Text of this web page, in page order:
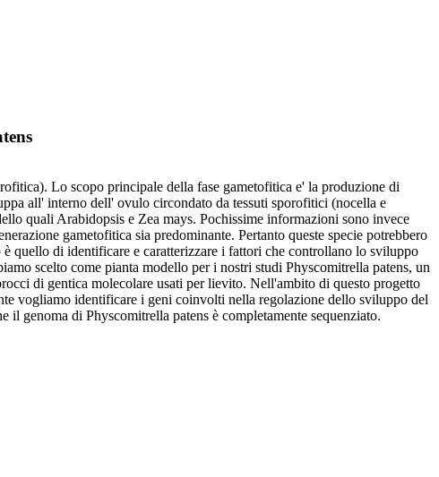
Lo scopo principale della fase gametofitica e' la produzione di
all' interno dell' ovulo circondato da tessuti sporofitici (nocella e
quali Arabidopsis e Zea mays. Pochissime informazioni sono invece
gametofitica sia predominante. Pertanto queste specie potrebbero
quello di identificare e caratterizzare i fattori che controllano lo sviluppo
scelto come pianta modello per i nostri studi Physcomitrella patens, un
di gentica molecolare usati per lievito. Nell'ambito di questo progetto
vogliamo identificare i geni coinvolti nella regolazione dello sviluppo del
genoma di Physcomitrella patens è completamente sequenziato.